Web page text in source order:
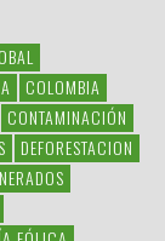
COLOMBIA
CONTAMINACIÓN
DEFORESTACION